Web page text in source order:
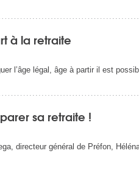
à la retraite
l’âge légal, âge à partir il est
sa retraite !
directeur général de Préfon,